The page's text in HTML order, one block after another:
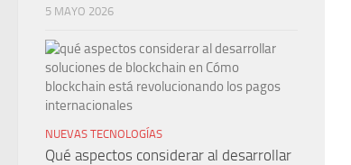
5 MAYO 2026
NUEVAS TECNOLOGÍAS
Qué aspectos considerar al desarrollar